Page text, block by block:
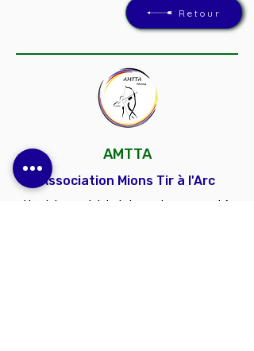
Retour
AMTTA
Association Mions Tir à l'Arc
Un club convivial et dynamique, ouvert à